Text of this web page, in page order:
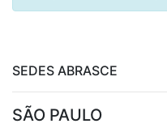
SEDES ABRASCE
SÃO PAULO